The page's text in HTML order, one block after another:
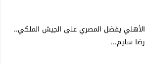
الأهلي يفضل المصري على الجيش الملكي..
رضا سليم...